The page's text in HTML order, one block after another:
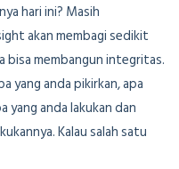
hari ini? Masih
akan membagi sedikit
bisa membangun integritas.
yang anda pikirkan, apa
yang anda lakukan dan
Kalau salah satu